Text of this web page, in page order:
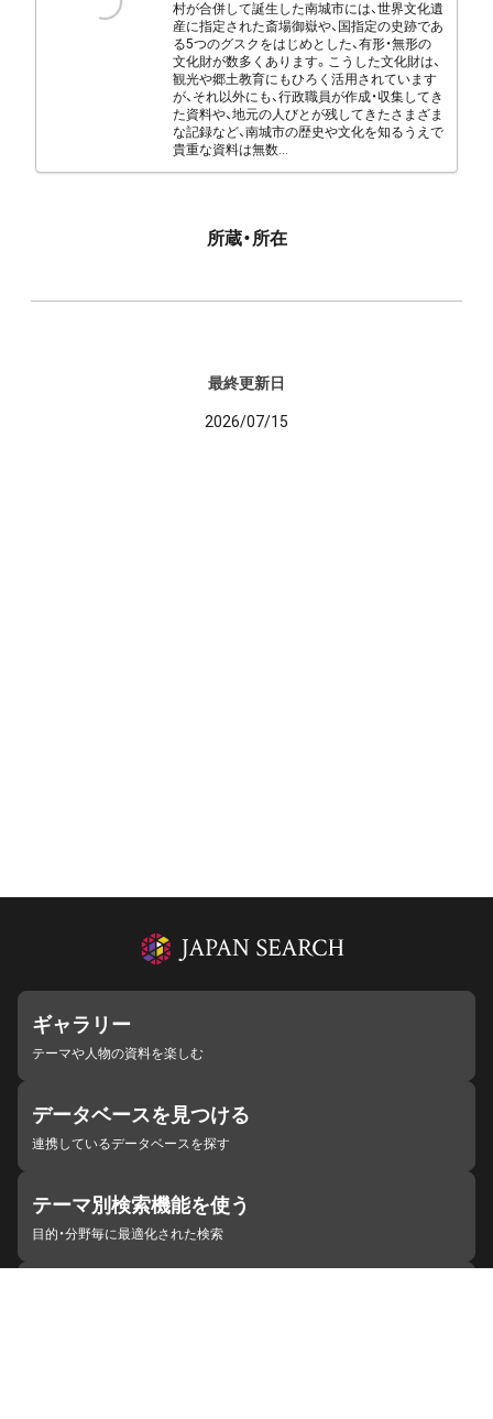
村が合併して誕生した南城市には、世界文化遺
産に指定された斎場御嶽や、国指定の史跡であ
る5つのグスクをはじめとした、有形・無形の
文化財が数多くあります。こうした文化財は、
観光や郷土教育にもひろく活用されています
が、それ以外にも、行政職員が作成・収集してき
た資料や、地元の人びとが残してきたさまざま
な記録など、南城市の歴史や文化を知るうえで
貴重な資料は無数...
所蔵・所在
最終更新日
2026/07/15
ギャラリー
テーマや人物の資料を楽しむ
データベースを見つける
連携しているデータベースを探す
テーマ別検索機能を使う
目的・分野毎に最適化された検索